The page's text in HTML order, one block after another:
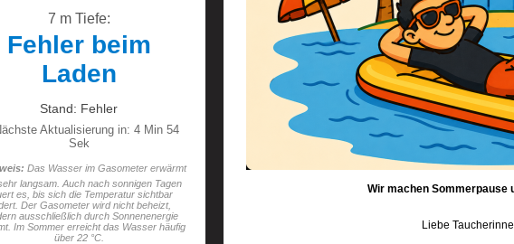
7 m Tiefe:
Fehler beim
Laden
Stand: Fehler
Aktualisierung in: 4 Min 52
Sek
Das Wasser im Gasometer erwärmt
langsam. Auch nach sonnigen Tagen
es, bis sich die Temperatur sichtbar
Der Gasometer wird nicht beheizt,
ausschließlich durch Sonnenenergie
Im Sommer erreicht das Wasser häufig
über 22 °C.
Wir machen Sommerpause
Liebe